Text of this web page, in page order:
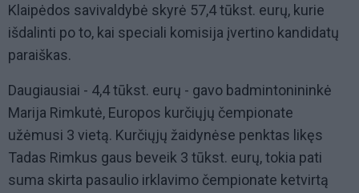
Klaipėdos savivaldybė skyrė 57,4 tūkst. eurų, kurie
išdalinti po to, kai speciali komisija įvertino kandidatų
paraiškas.
Daugiausiai - 4,4 tūkst. eurų - gavo badmintonininkė
Marija Rimkutė, Europos kurčiųjų čempionate
užėmusi 3 vietą. Kurčiųjų žaidynėse penktas likęs
Tadas Rimkus gaus beveik 3 tūkst. eurų, tokia pati
suma skirta pasaulio irklavimo čempionate ketvirtą